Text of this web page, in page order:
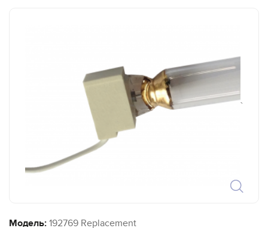
`
Модель: 192769 Replacement